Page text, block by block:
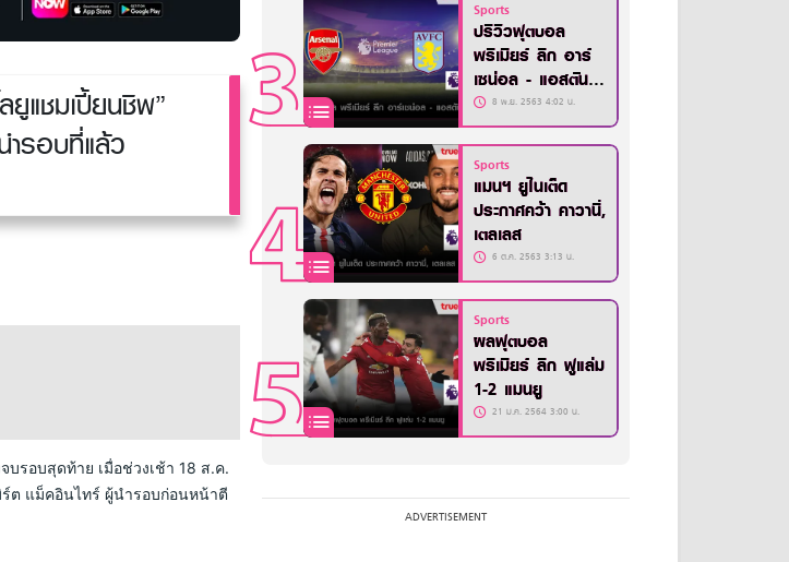
ยูแชมเปี้ยนชิพ”
รอบที่แล้ว
บรอบสุดท้าย เมื่อช่วงเช้า 18 ส.ค.
ต แม็คอินไทร์ ผู้นำรอบก่อนหน้าตี
Sports
ปรีวิวฟุตบอล
พรีเมียร์ ลีก อาร์
เซน่อล - แอสตัน
วิลล่า8 พ.ย. 2563 4:02 น.
Sports
แมนฯ ยูไนเต็ด
ประกาศคว้า คาวานี่,
เตลเลส
6 ต.ค. 2563 3:13 น.
Sports
ผลฟุตบอล
พรีเมียร์ ลีก ฟูแล่ม
1-2 แมนยู
21 ม.ค. 2564 3:00 น.